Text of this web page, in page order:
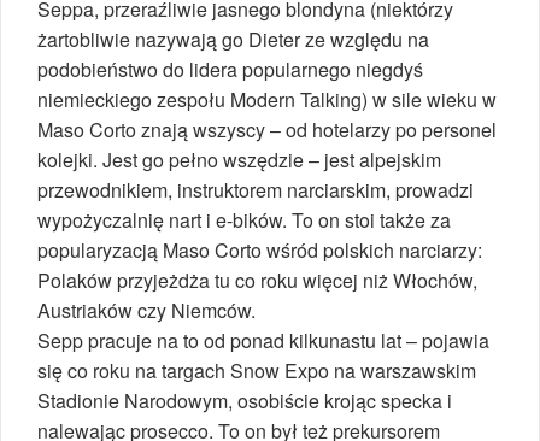
Seppa, przeraźliwie jasnego blondyna (niektórzy
żartobliwie nazywają go Dieter ze względu na
podobieństwo do lidera popularnego niegdyś
niemieckiego zespołu Modern Talking) w sile wieku w
Maso Corto znają wszyscy – od hotelarzy po personel
kolejki. Jest go pełno wszędzie – jest alpejskim
przewodnikiem, instruktorem narciarskim, prowadzi
wypożyczalnię nart i e-bików. To on stoi także za
popularyzacją Maso Corto wśród polskich narciarzy:
Polaków przyjeżdża tu co roku więcej niż Włochów,
Austriaków czy Niemców.
Sepp pracuje na to od ponad kilkunastu lat – pojawia
się co roku na targach Snow Expo na warszawskim
Stadionie Narodowym, osobiście krojąc specka i
nalewając prosecco. To on był też prekursorem